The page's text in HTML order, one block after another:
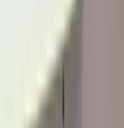
lujo, vehículos
SUV